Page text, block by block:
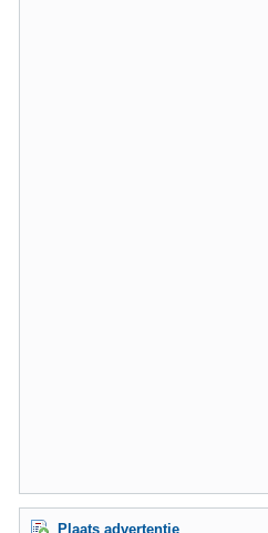
Plaats advertentie